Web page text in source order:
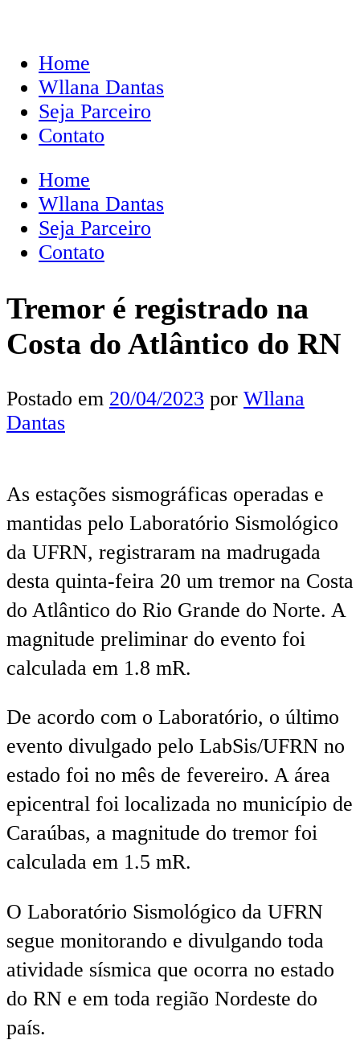
Home
Wllana Dantas
Seja Parceiro
Contato
Home
Wllana Dantas
Seja Parceiro
Contato
Tremor é registrado na
Costa do Atlântico do RN
Postado em 20/04/2023 por Wllana
Dantas
As estações sismográficas operadas e
mantidas pelo Laboratório Sismológico
da UFRN, registraram na madrugada
desta quinta-feira 20 um tremor na Costa
do Atlântico do Rio Grande do Norte. A
magnitude preliminar do evento foi
calculada em 1.8 mR.
De acordo com o Laboratório, o último
evento divulgado pelo LabSis/UFRN no
estado foi no mês de fevereiro. A área
epicentral foi localizada no município de
Caraúbas, a magnitude do tremor foi
calculada em 1.5 mR.
O Laboratório Sismológico da UFRN
segue monitorando e divulgando toda
atividade sísmica que ocorra no estado
do RN e em toda região Nordeste do
país.